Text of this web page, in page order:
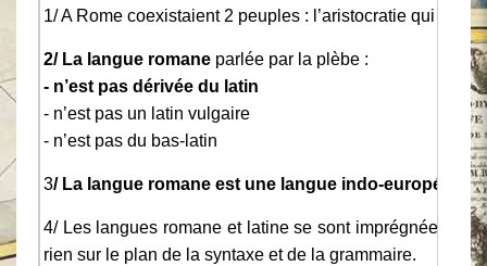
1/ A Rome coexistaient 2 peuples : l’aristocratie qui
2/ La langue romane parlée par la plèbe :
- n’est pas dérivée du latin
- n’est pas un latin vulgaire
- n’est pas du bas-latin
3/ La langue romane est une langue indo-européenne
4/ Les langues romane et latine se sont imprégnées
rien sur le plan de la syntaxe et de la grammaire.